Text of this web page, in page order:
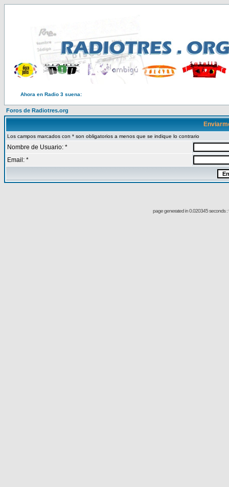
Ahora en Radio 3 suena:
Foros de Radiotres.org
Los campos marcados con * son obligatorios a menos que se indique lo contrario
Nombre de Usuario: *
Email: *
page generated in 0.020345 seconds :